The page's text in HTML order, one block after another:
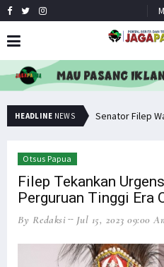
HEADLINE NEWS Senator Filep Wamafma Terima Aspirasi Tim DOB Manokwari Barat
Otsus Papua
Filep Tekankan
Perguruan Tinggi Era
By Redaksi Jul 15, 2023 09:00